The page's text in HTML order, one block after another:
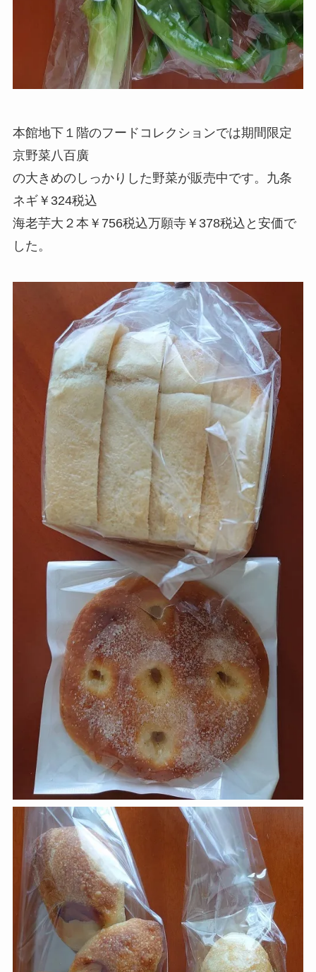
本館地下１階のフードコレクションでは期間限定
京野菜八百廣
の大きめのしっかりした野菜が販売中です。九条
ネギ￥324税込
海老芋大２本￥756税込万願寺￥378税込と安価で
した。